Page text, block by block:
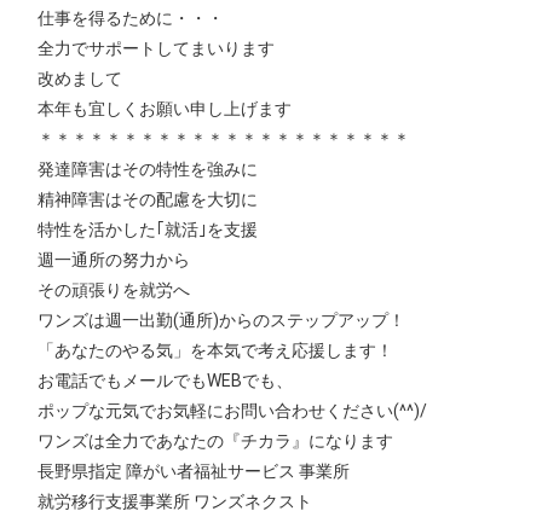
仕事を得るために・・・
全力でサポートしてまいります
改めまして
本年も宜しくお願い申し上げます
＊＊＊＊＊＊＊＊＊＊＊＊＊＊＊＊＊＊＊＊＊＊
発達障害はその特性を強みに
精神障害はその配慮を大切に
特性を活かした｢就活｣を支援
週一通所の努力から
その頑張りを就労へ
ワンズは週一出勤(通所)からのステップアップ！
「あなたのやる気」を本気で考え応援します！
お電話でもメールでもWEBでも、
ポップな元気でお気軽にお問い合わせください(^^)/
ワンズは全力であなたの『チカラ』になります
長野県指定 障がい者福祉サービス 事業所
就労移行支援事業所 ワンズネクスト